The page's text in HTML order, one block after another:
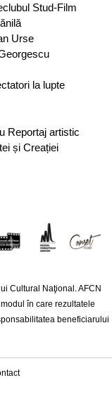
Stud-Film
Urse
la lupte
Reportaj artistic
și Creației
Cultural Naţional. AFCN
în care rezultatele
beneficiarului